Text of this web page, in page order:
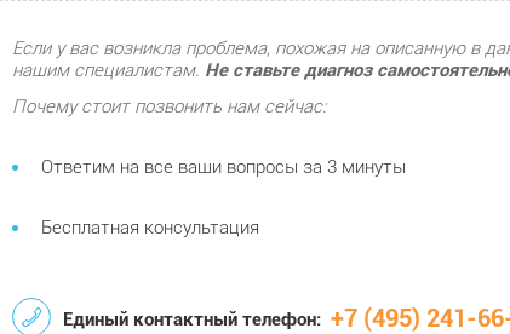
Если у вас возникла проблема, похожая на описанную в
нашим специалистам. Не ставьте диагноз
Почему стоит позвонить нам сейчас:
Ответим на все ваши вопросы за 3 минуты
Бесплатная консультация
Единый контактный телефон: +7 (495) 241-